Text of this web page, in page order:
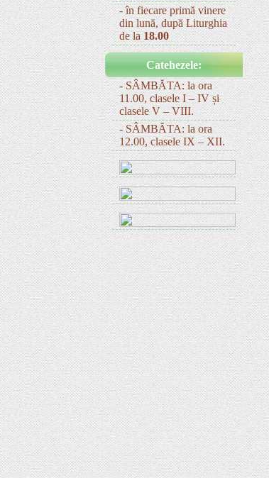
- în fiecare primă vinere
din lună, după Liturghia
de la18.00
Catehezele:
- SÂMBĂTA: la ora
11.00, clasele I – IV și
clasele V – VIII.
- SÂMBĂTA: la ora
12.00, clasele IX – XII.